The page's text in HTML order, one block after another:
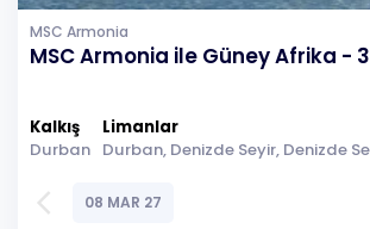
MSC Armonia
MSC Armonia ile Güney Afrika -
Kalkış
Durban
Limanlar
Durban, Denizde Seyir, Denizde
arrow_back_ios 08 MAR 27